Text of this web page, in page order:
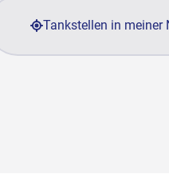
Tankstellen in meiner